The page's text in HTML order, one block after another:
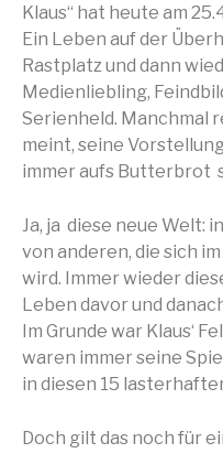
Klaus“ hat heute am
Ein Leben auf der
Rastplatz und dann
Medienliebling,
Serienheld. Manchmal
meint, seine
immer aufs Butterbrot
Ja, ja diese neue Welt:
von anderen, die sich
wird. Immer wieder
Leben davor und
Im Grunde war Klaus‘
waren immer seine
in diesen 15
Doch gilt das noch für